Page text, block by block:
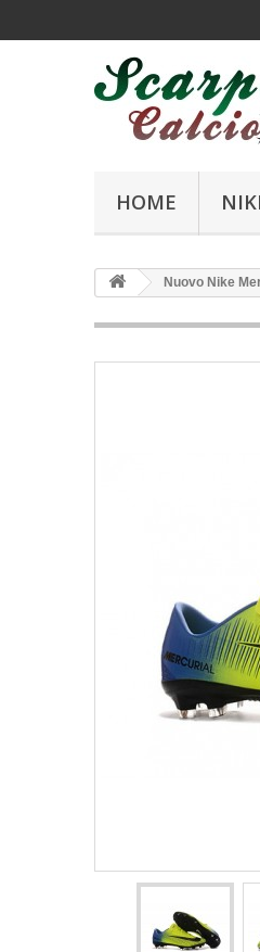
HOME
Nuovo Nike